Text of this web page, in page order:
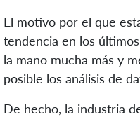
El motivo por el que
tendencia en los
la mano mucha más y
posible los análisis de
De hecho, la industria